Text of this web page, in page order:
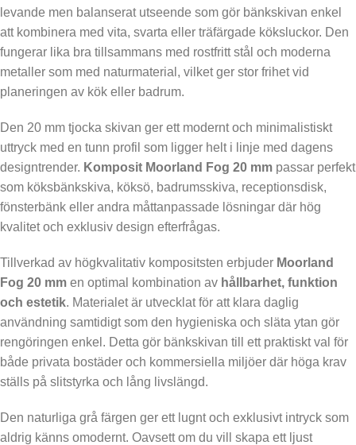
levande men balanserat utseende som gör bänkskivan enkel
att kombinera med vita, svarta eller träfärgade köksluckor. Den
fungerar lika bra tillsammans med rostfritt stål och moderna
metaller som med naturmaterial, vilket ger stor frihet vid
planeringen av kök eller badrum.
Den 20 mm tjocka skivan ger ett modernt och minimalistiskt
uttryck med en tunn profil som ligger helt i linje med dagens
designtrender. Komposit Moorland Fog 20 mm passar perfekt
som köksbänkskiva, köksö, badrumsskiva, receptionsdisk,
fönsterbänk eller andra måttanpassade lösningar där hög
kvalitet och exklusiv design efterfrågas.
Tillverkad av högkvalitativ kompositsten erbjuder Moorland
Fog 20 mm en optimal kombination av hållbarhet, funktion
och estetik. Materialet är utvecklat för att klara daglig
användning samtidigt som den hygieniska och släta ytan gör
rengöringen enkel. Detta gör bänkskivan till ett praktiskt val för
både privata bostäder och kommersiella miljöer där höga krav
ställs på slitstyrka och lång livslängd.
Den naturliga grå färgen ger ett lugnt och exklusivt intryck som
aldrig känns omodernt. Oavsett om du vill skapa ett ljust